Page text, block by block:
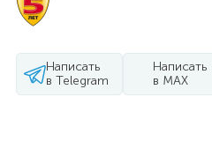
Написать
в Telegram
Написать
в MAX